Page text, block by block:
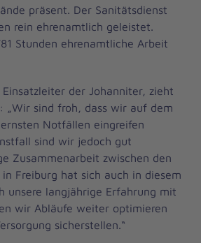
präsent. Der Sanitätsdienst
rein ehrenamtlich geleistet.
Stunden ehrenamtliche Arbeit
der Johanniter, zieht
„Wir sind froh, dass wir auf dem
Notfällen eingreifen
sind wir jedoch gut
Zusammenarbeit zwischen den
Freiburg hat sich auch in diesem
unsere langjährige Erfahrung mit
wir Abläufe weiter optimieren
sicherstellen.“